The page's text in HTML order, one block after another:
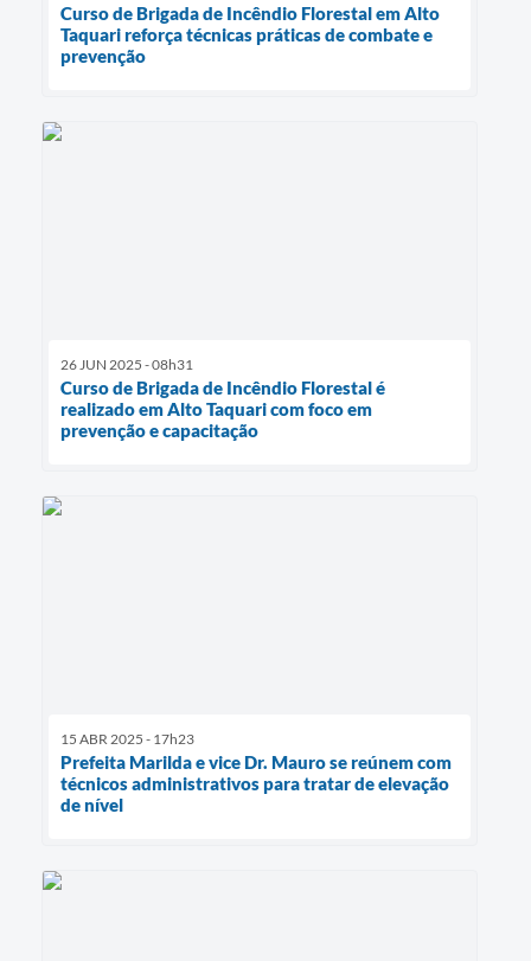
Curso de Brigada de Incêndio Florestal em Alto
Taquari reforça técnicas práticas de combate e
prevenção
26 JUN 2025 - 08h31
Curso de Brigada de Incêndio Florestal é
realizado em Alto Taquari com foco em
prevenção e capacitação
15 ABR 2025 - 17h23
Prefeita Marilda e vice Dr. Mauro se reúnem com
técnicos administrativos para tratar de elevação
de nível